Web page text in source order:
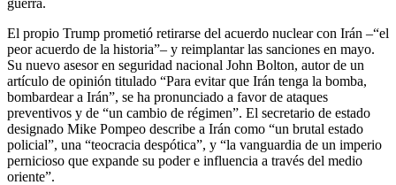
El propio Trump prometió retirarse del acuerdo nuclear con Irán –“el
peor acuerdo de la historia”– y reimplantar las sanciones en mayo.
Su nuevo asesor en seguridad nacional John Bolton, autor de un
artículo de opinión titulado “Para evitar que Irán tenga la bomba,
bombardear a Irán”, se ha pronunciado a favor de ataques
preventivos y de “un cambio de régimen”. El secretario de estado
designado Mike Pompeo describe a Irán como “un brutal estado
policial”, una “teocracia despótica”, y “la vanguardia de un imperio
pernicioso que expande su poder e influencia a través del medio
oriente”.